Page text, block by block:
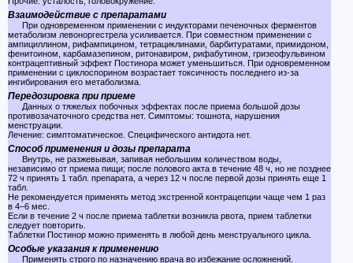
Взаимодействие с препаратами
При одновременном применении с индукторами печеночных ферментов
метаболизм левоноргестрела усиливается. При совместном применении с
ампициллином, рифампицином, тетрациклинами, барбитуратами, примидоном,
фенитоином, карбамазепином, ритонавиром, рифабутином, гризеофульвином
контрацептивный эффект Постинора может уменьшиться. При одновременном
применении с циклоспорином возрастает токсичность последнего из-за
ингибирования его метаболизма.
Передозировка при приеме
Данных о тяжелых побочных эффектах после приема большой дозы
противозачаточного средства нет. Симптомы: тошнота, нарушения
менструации.
Лечение: симптоматическое. Специфического антидота нет.
Способ применения и дозы препарата
Внутрь, не разжевывая, запивая небольшим количеством воды,
независимо от приема пищи; после полового акта в течение 48 ч, но не позднее
72 ч принять 1 табл. препарата, а через 12 ч после первой дозы принять еще 1
табл.
Не рекомендуется применять метод экстренной контрацепции чаще чем 1 раз
в 4–6 мес.
Если в течение 2 ч после приема таблетки возникла рвота, прием таблетки
следует повторить.
Таблетки Постинор можно применять в любой день менструального цикла.
Особые указания к применению
Применять строго по назначению врача во избежание осложнений.